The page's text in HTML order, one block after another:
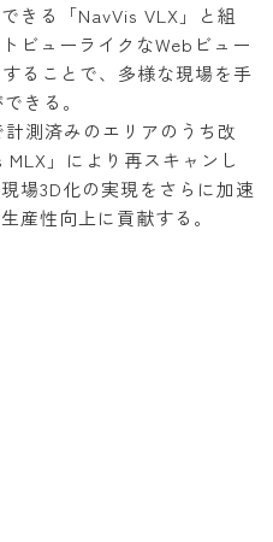
きる「NavVis VLX」と組
ビューライクなWebビュー
ることで、多様な現場を手
きる。
測済みのエリアのうち改
」により再スキャンし
場3D化の実現をさらに加速
産性向上に貢献する。